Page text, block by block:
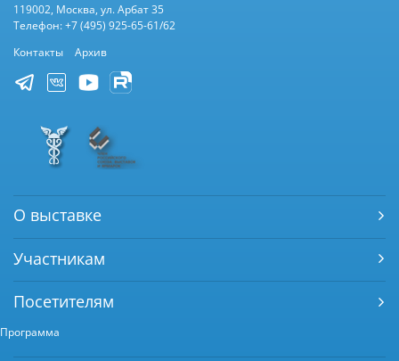
119002, Москва, ул. Арбат 35
Телефон: +7 (495) 925-65-61/62
Контакты
Архив
О выставке
Участникам
Посетителям
Программа